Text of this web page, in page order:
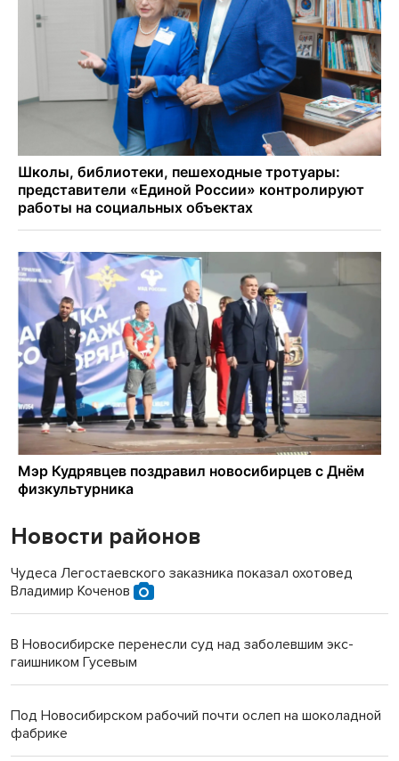
Новости районов
Чудеса Легостаевского заказника показал охотовед
Владимир Коченов
В Новосибирске перенесли суд над заболевшим экс-
гаишником Гусевым
Под Новосибирском рабочий почти ослеп на шоколадной
фабрике